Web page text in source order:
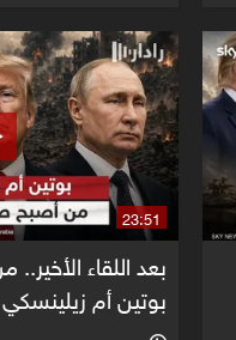
23:51
بعد اللقاء
بوتين أم